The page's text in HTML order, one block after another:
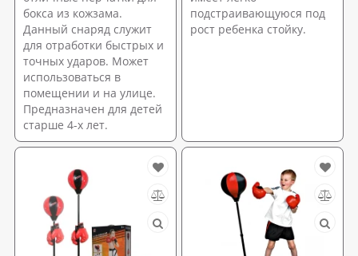
бокса из кожзама.
Данный снаряд служит
для отработки быстрых и
точных ударов. Может
использоваться в
помещении и на улице.
Предназначен для детей
старше 4-х лет.
подстраивающуюся под
рост ребенка стойку.